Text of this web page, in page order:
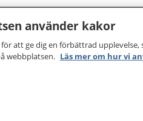
använder kakor
att ge dig en förbättrad
webbplatsen. Läs mer om hur vi